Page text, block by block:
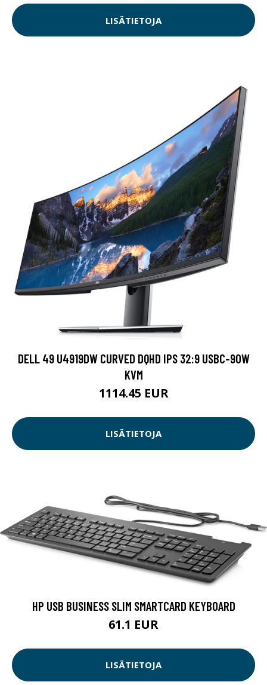
LISÄTIETOJA
DELL 49 U4919DW CURVED DQHD IPS 32:9 USBC-90W
KVM
1114.45 EUR
LISÄTIETOJA
HP USB BUSINESS SLIM SMARTCARD KEYBOARD
61.1 EUR
LISÄTIETOJA